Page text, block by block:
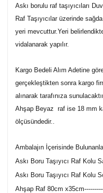
Askı borulu raf taşıyıcıları
Raf Taşıyıcılar üzerinde
yeri mevcuttur.Yeri
vidalanarak yapılır.
Kargo Bedeli Alım Adetine
gerçekleştikten sonra kargo
alınarak tarafınıza
Ahşap Beyaz raf ise 18 mm
ölçüsündedir..
Ambalajın İçerisinde
Askı Boru Taşıyıcı Raf Kolu
Askı Boru Taşıyıcı Raf Kolu
Ahşap Raf 80cm